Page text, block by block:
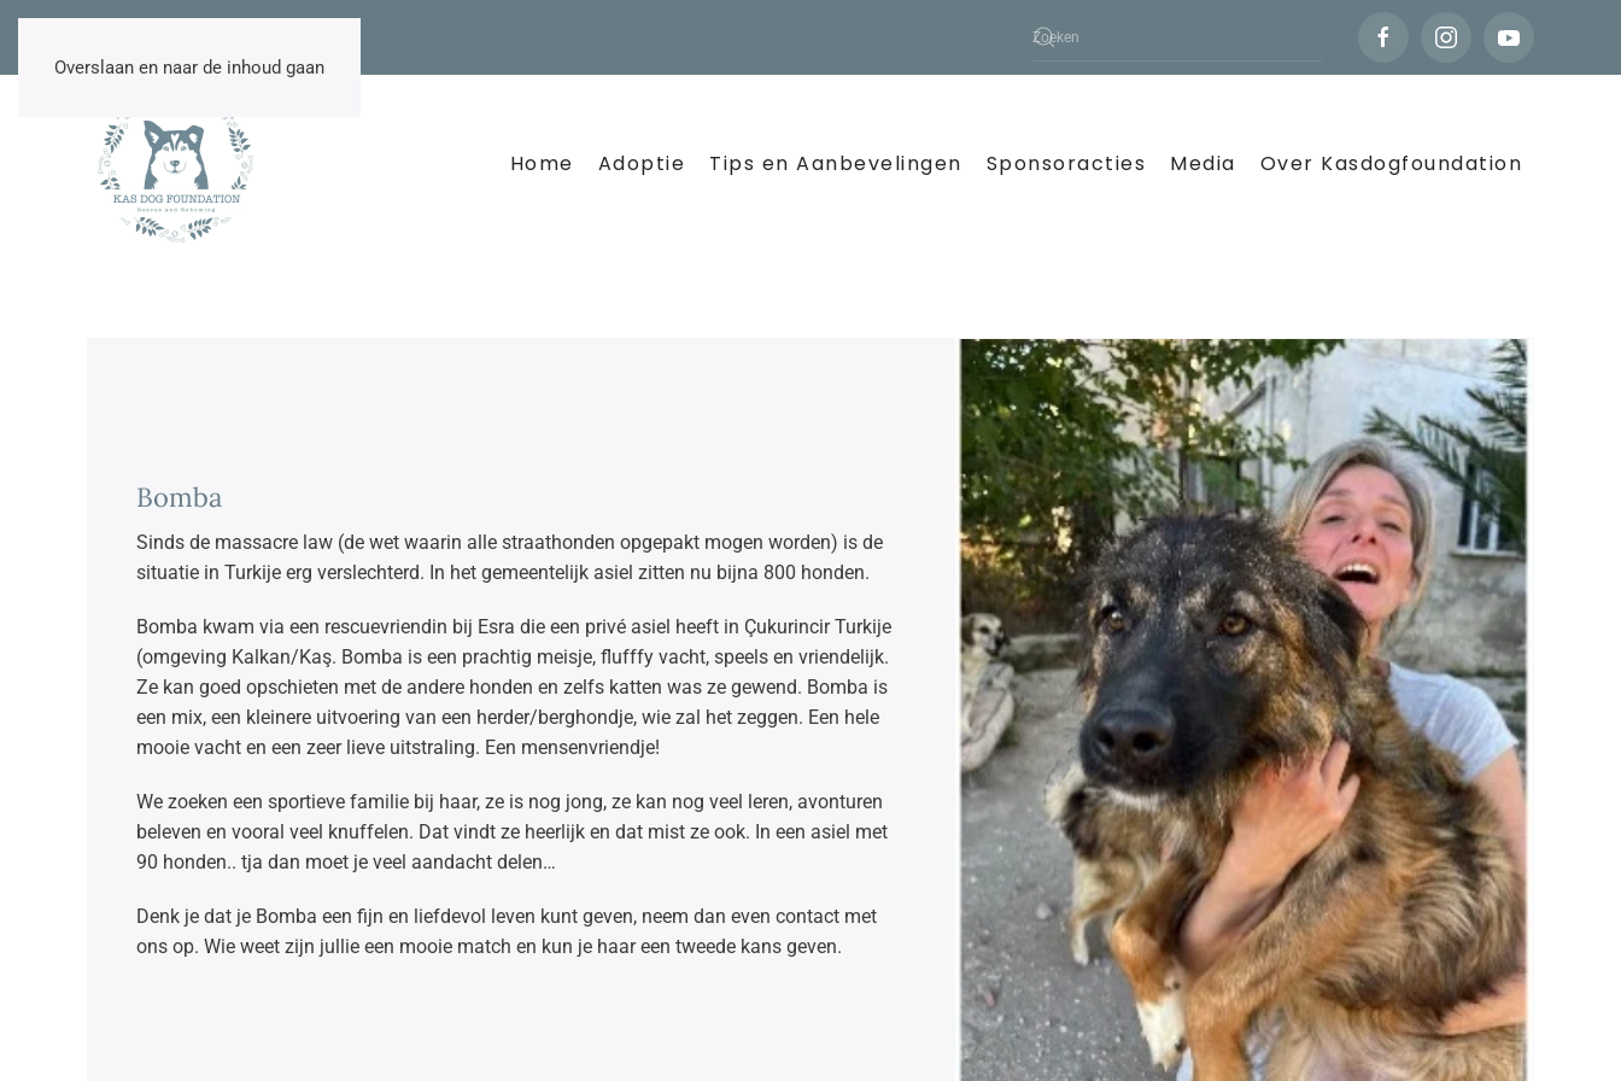
Overslaan en naar de inhoud gaan
Home Adoptie Tips en Aanbevelingen Sponsoracties Media Over Kasdogfoundation
Bomba
Sinds de massacre law (de wet waarin alle straathonden opgepakt mogen worden) is de
situatie in Turkije erg verslechterd. In het gemeentelijk asiel zitten nu bijna 800 honden.
Bomba kwam via een rescuevriendin bij Esra die een privé asiel heeft in Çukurincir Turkije
(omgeving Kalkan/Kaş. Bomba is een prachtig meisje, flufffy vacht, speels en vriendelijk.
Ze kan goed opschieten met de andere honden en zelfs katten was ze gewend. Bomba is
een mix, een kleinere uitvoering van een herder/berghondje, wie zal het zeggen. Een hele
mooie vacht en een zeer lieve uitstraling. Een mensenvriendje!
We zoeken een sportieve familie bij haar, ze is nog jong, ze kan nog veel leren, avonturen
beleven en vooral veel knuffelen. Dat vindt ze heerlijk en dat mist ze ook. In een asiel met
90 honden.. tja dan moet je veel aandacht delen…
Denk je dat je Bomba een fijn en liefdevol leven kunt geven, neem dan even contact met
ons op. Wie weet zijn jullie een mooie match en kun je haar een tweede kans geven.